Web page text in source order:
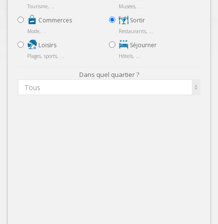
Tourisme, ...
Commerces
Mode, ...
Loisirs
Plages, sports, ...
Musées, ...
Sortir
Restaurants, ...
Séjourner
Hôtels, ...
Dans quel quartier ?
Tous